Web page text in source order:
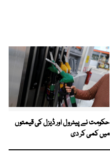
حکومت نے پیٹرول اور ڈیزل کی قیمتوں
میں کمی کر دی